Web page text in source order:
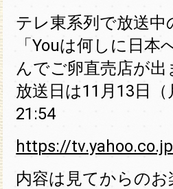
テレ東系列で放送中
「Youは何しに日本
んでご卵直売店が出
放送日は11月13日（
21:54
https://
内容は見てからの